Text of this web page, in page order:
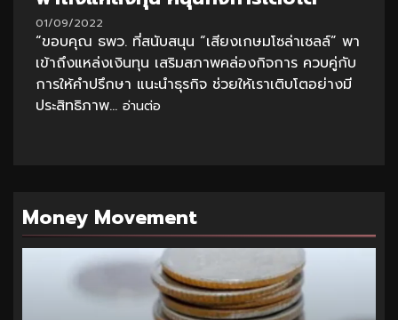
01/09/2022
“ขอบคุณ ธพว. ที่สนับสนุน “เสียงเกษมโซล่าเซลล์” พา
เข้าถึงแหล่งเงินทุน เสริมสภาพคล่องกิจการ ควบคู่กับ
การให้คำปรึกษา แนะนำธุรกิจ ช่วยให้เราเติบโตอย่างมี
ประสิทธิภาพ... อ่านต่อ
Money Movement